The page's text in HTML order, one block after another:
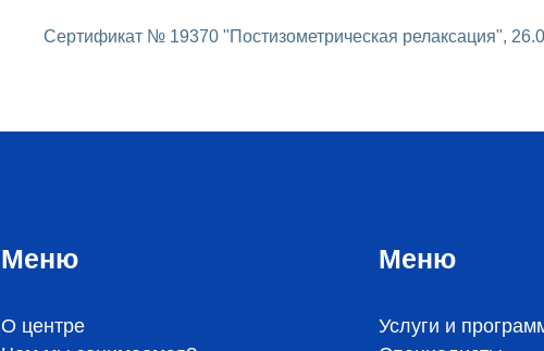
Сертификат № 19370 "Постизометрическая релаксация",
Меню
О центре
Меню
Услуги и